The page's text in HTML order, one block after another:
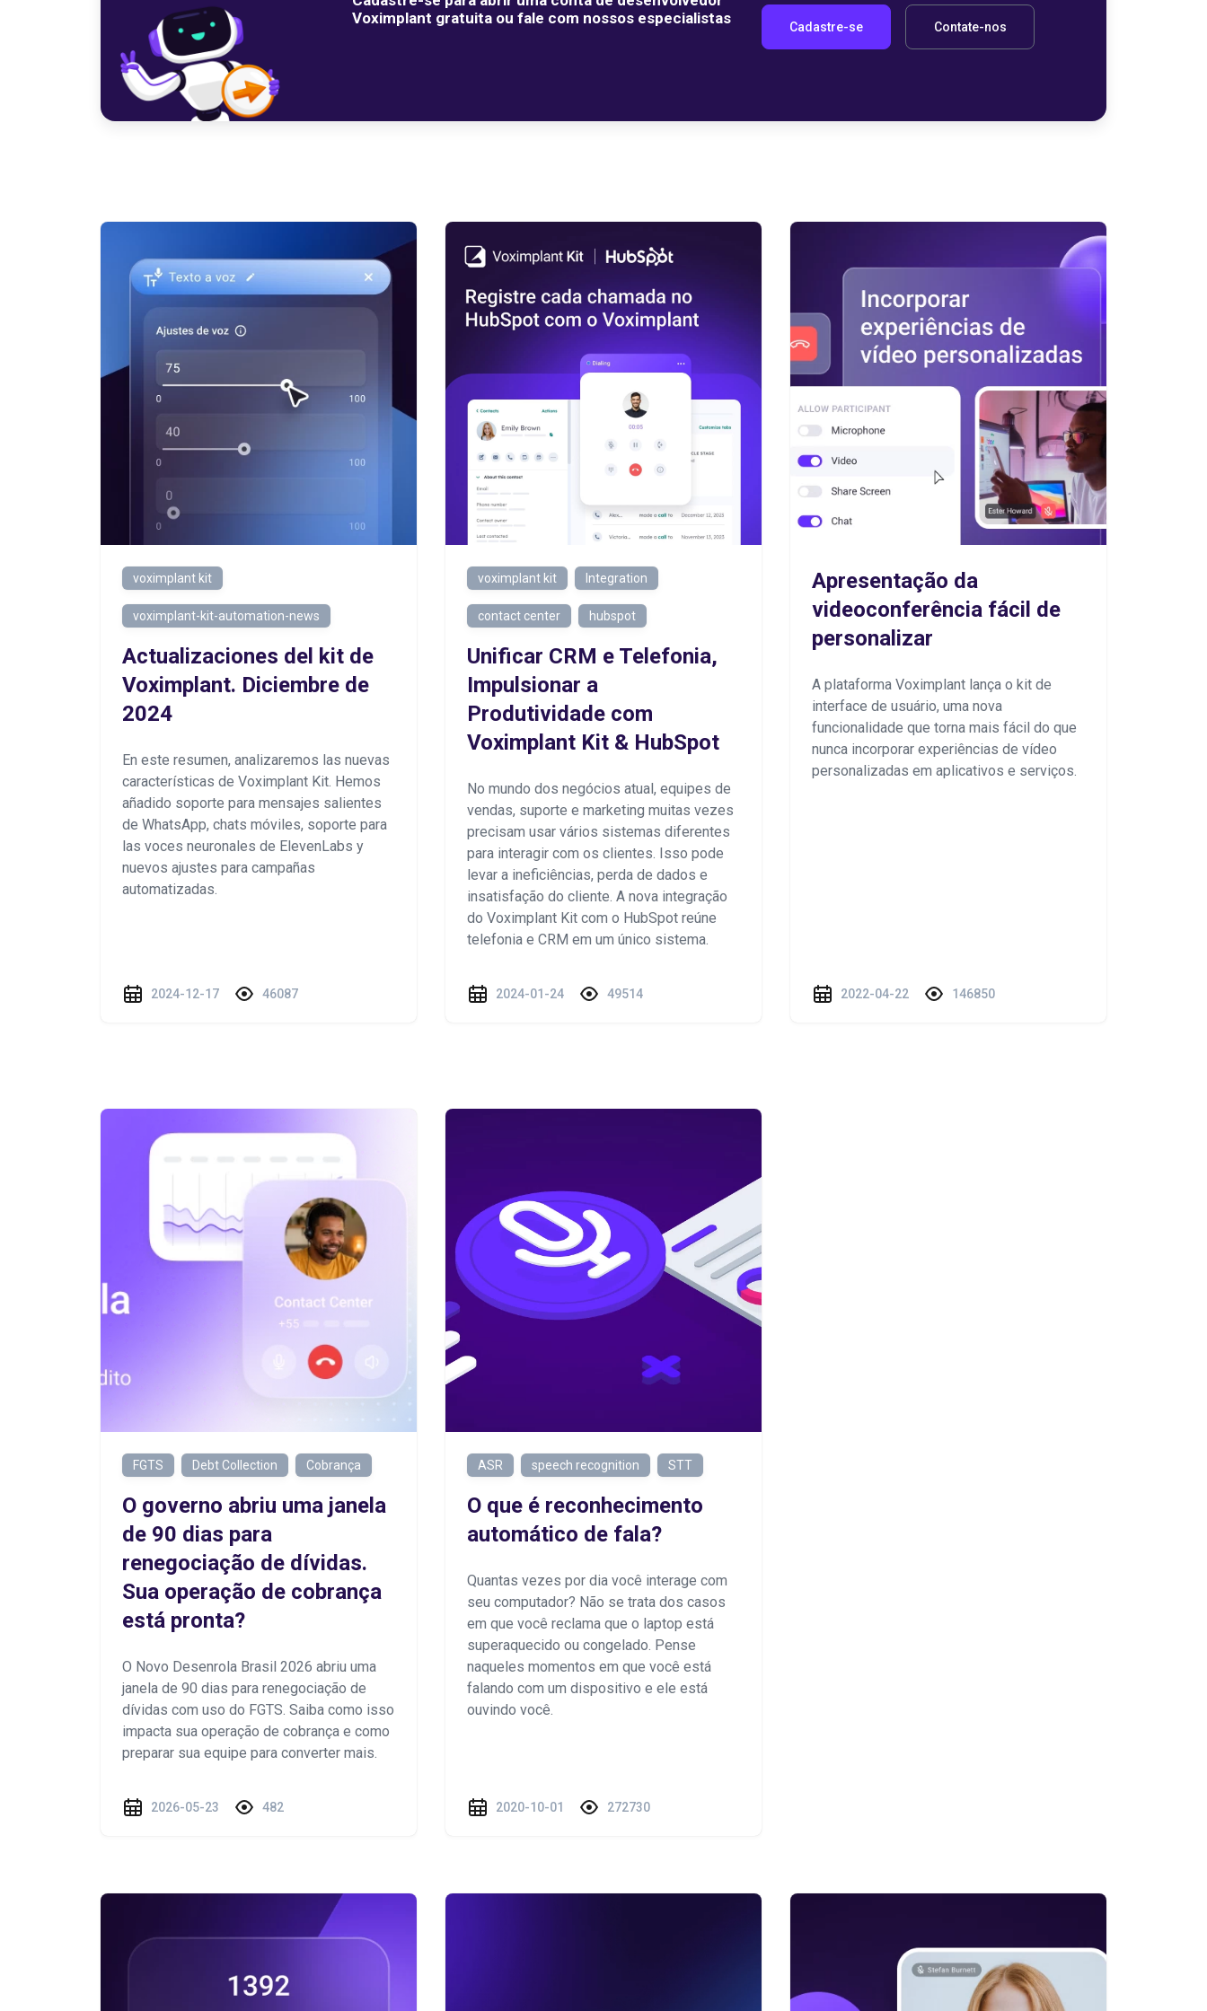
Voximplant gratuita ou fale com nossos especialistas
Cadastre-se Contate-nos
voximplant kit
voximplant-kit-automation-news
Actualizaciones del kit de
Voximplant. Diciembre de
2024
En este resumen, analizaremos las nuevas
características de Voximplant Kit. Hemos
añadido soporte para mensajes salientes
de WhatsApp, chats móviles, soporte para
las voces neuronales de ElevenLabs y
nuevos ajustes para campañas
automatizadas.
2024-12-17 46087
voximplant kit Integration
contact center hubspot
Unificar CRM e Telefonia,
Impulsionar a
Produtividade com
Voximplant Kit & HubSpot
No mundo dos negócios atual, equipes de
vendas, suporte e marketing muitas vezes
precisam usar vários sistemas diferentes
para interagir com os clientes. Isso pode
levar a ineficiências, perda de dados e
insatisfação do cliente. A nova integração
do Voximplant Kit com o HubSpot reúne
telefonia e CRM em um único sistema.
2024-01-24 49514
Apresentação da
videoconferência fácil de
personalizar
A plataforma Voximplant lança o kit de
interface de usuário, uma nova
funcionalidade que torna mais fácil do que
nunca incorporar experiências de vídeo
personalizadas em aplicativos e serviços.
2022-04-22 146850
FGTS Debt Collection Cobrança
O governo abriu uma janela
de 90 dias para
renegociação de dívidas.
Sua operação de cobrança
está pronta?
O Novo Desenrola Brasil 2026 abriu uma
janela de 90 dias para renegociação de
dívidas com uso do FGTS. Saiba como isso
impacta sua operação de cobrança e como
preparar sua equipe para converter mais.
2026-05-23 482
ASR speech recognition STT
O que é reconhecimento
automático de fala?
Quantas vezes por dia você interage com
seu computador? Não se trata dos casos
em que você reclama que o laptop está
superaquecido ou congelado. Pense
naqueles momentos em que você está
falando com um dispositivo e ele está
ouvindo você.
2020-10-01 272730